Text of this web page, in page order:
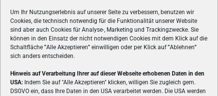
Um Ihr Nutzungserlebnis auf unserer Seite zu verbessern, benutzen wir
Cookies, die technisch notwendig für die Funktionalität unserer Website
sind aber auch Cookies für Analyse-, Marketing und Trackingzwecke. Sie
können in den Einsatz der nicht notwendigen Cookies mit dem Klick auf die
Schaltfläche "Alle Akzeptieren" einwilligen oder per Klick auf"Ablehnen"
sich anders entscheiden.
Hinweis auf Verarbeitung Ihrer auf dieser Webseite erhobenen Daten in den
USA: Indem Sie auf "Alle Akzeptieren" klicken, willigen Sie zugleich gem.
DSGVO ein, dass Ihre Daten in den USA verarbeitet werden. Die USA werden
ÜBER UNS